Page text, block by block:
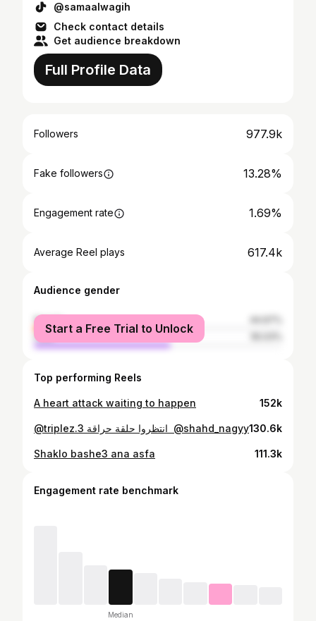
@samaalwagih
Check contact details
Get audience breakdown
Full Profile Data
Followers 977.9k
Fake followers 13.28%
Engagement rate 1.69%
Average Reel plays 617.4k
Audience gender
female
male
Start a Free Trial to Unlock
Top performing Reels
A heart attack waiting to happen 152k
⁨ انتظروا حلقة حراقة ‪@triplez.3‬⁩ @shahd_nagyy130.6k
Shaklo bashe3 ana asfa 111.3k
Engagement rate benchmark
Median